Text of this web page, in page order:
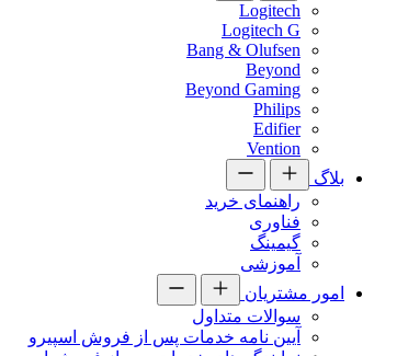
Logitech
Logitech G
Bang & Olufsen
Beyond
Beyond Gaming
Philips
Edifier
Vention
بلاگ
راهنمای خرید
فناوری
گیمینگ
آموزشی
امور مشتریان
سوالات متداول
آیین نامه خدمات پس از فروش اسپیرو